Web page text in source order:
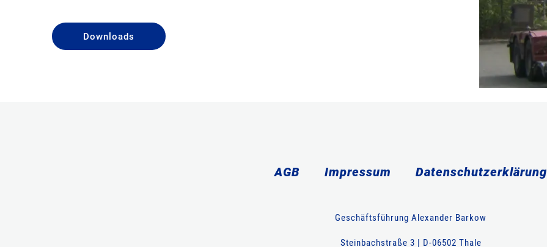
Downloads
AGB Impressum Datenschutzerklärung
Geschäftsführung Alexander Barkow
Steinbachstraße 3 | D-06502 Thale